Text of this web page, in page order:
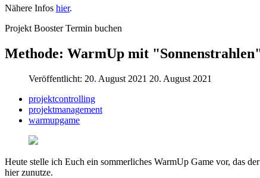
Nähere Infos hier.
Projekt Booster Termin buchen
Methode: WarmUp mit
Veröffentlicht: 20. August 2021 20. August 2021
projektcontrolling
projektmanagement
warmupgame
Heute stelle ich Euch ein sommerliches WarmUp Game vor, das
hier zunutze.